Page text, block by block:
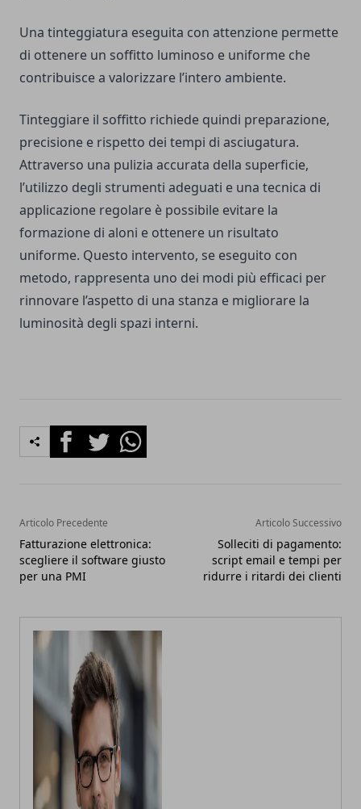
Una tinteggiatura eseguita con attenzione permette
di ottenere un soffitto luminoso e uniforme che
contribuisce a valorizzare l’intero ambiente.
Tinteggiare il soffitto richiede quindi preparazione,
precisione e rispetto dei tempi di asciugatura.
Attraverso una pulizia accurata della superficie,
l’utilizzo degli strumenti adeguati e una tecnica di
applicazione regolare è possibile evitare la
formazione di aloni e ottenere un risultato
uniforme. Questo intervento, se eseguito con
metodo, rappresenta uno dei modi più efficaci per
rinnovare l’aspetto di una stanza e migliorare la
luminosità degli spazi interni.
FacebookTwitterWhatsapp
Articolo Precedente
Fatturazione elettronica:
scegliere il software giusto
per una PMI
Articolo Successivo
Solleciti di pagamento:
script email e tempi per
ridurre i ritardi dei clienti